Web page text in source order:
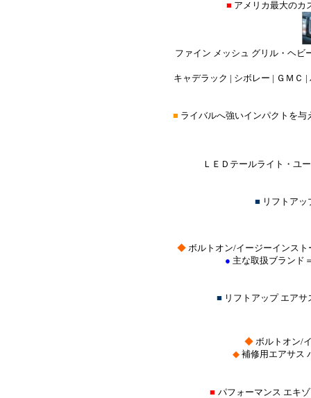
■ アメリカ最大の
ファイン メッシュ グリル・ヘビ
キャデラック | シボレー | ＧＭＣ
■ ライバルへ強いインパクトを
ＬＥＤテールライト・ユ
■ リフトア
◆ ボルトオン/イージーインスト
● 主な取扱ブランド
■ リフトアップ エア
◆ ボルトオン/
◆補修用エアサス
■ パフォーマンス エキ